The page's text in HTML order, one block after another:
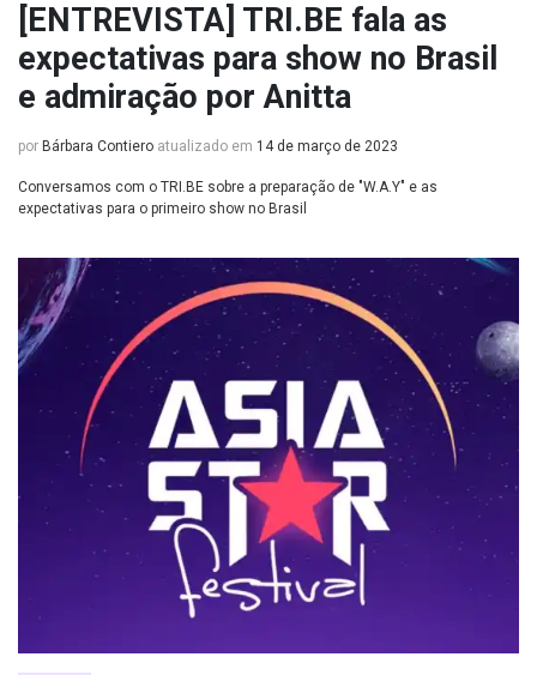
[ENTREVISTA] TRI.BE fala as
expectativas para show no Brasil
e admiração por Anitta
por Bárbara Contiero atualizado em 14 de março de 2023
Conversamos com o TRI.BE sobre a preparação de "W.A.Y" e as
expectativas para o primeiro show no Brasil